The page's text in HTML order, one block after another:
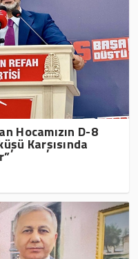
Hocamızın D-8
Karşısında